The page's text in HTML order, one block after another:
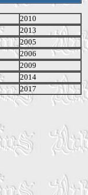
2010
2013
2005
2006
2009
2014
2017